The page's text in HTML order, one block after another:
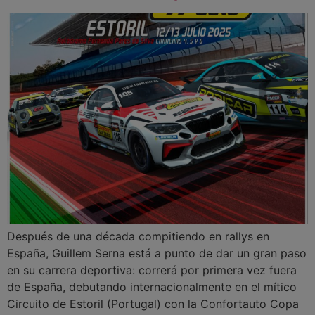
Después de una década compitiendo en rallys en
España, Guillem Serna está a punto de dar un gran paso
en su carrera deportiva: correrá por primera vez fuera
de España, debutando internacionalmente en el mítico
Circuito de Estoril (Portugal) con la Confortauto Copa